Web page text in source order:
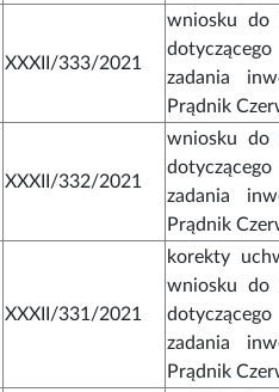
XXXII/333/2021
wniosku do
zadania
Prądnik
XXXII/332/2021
wniosku do
zadania
Prądnik
XXXII/331/2021
korekty
wniosku do
zadania
Prądnik